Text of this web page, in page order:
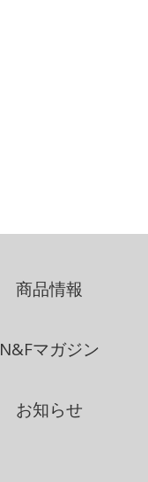
商品情報
N&Fマガジン
お知らせ